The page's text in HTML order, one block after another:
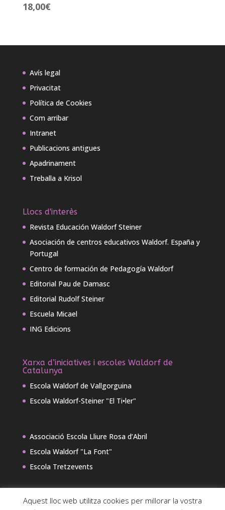
18,00€
Avís legal
Privacitat
Política de Cookies
Com arribar
Intranet
Publicacions antigues
Apadrinament
Treballa a Krisol
Llocs d'interès
Revista Educación Waldorf Steiner
Asociación de centros educativos Waldorf. España y
Portugal
Centro de formación de Pedagogía Waldorf
Editorial Pau de Damasc
Editorial Rudolf Steiner
Escuela Micael
ING Edicions
Xarxa d’iniciatives i escoles Waldorf de
Catalunya
Escola Waldorf de Vallgorguina
Escola Waldorf-Steiner "El Ti•ler"
Associació Escola Lliure Rosa d’Abril
Escola Waldorf "La Font"
Escola Tretzevents
Aquest lloc web utilitza cookies per millorar la vostra